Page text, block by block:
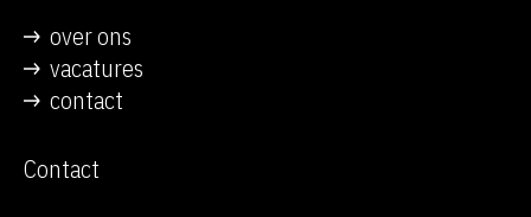
over ons
vacatures
contact
Contact